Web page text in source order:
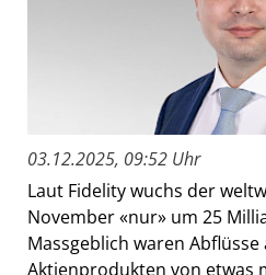
03.12.2025, 09:52 Uhr
Laut Fidelity wuchs der
November «nur» um 25
Massgeblich waren Abflüsse
Aktienprodukten von etwas